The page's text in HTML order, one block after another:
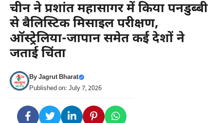
चीन ने प्रशांत महासागर में किया पनडुब्बी
से बैलिस्टिक मिसाइल परीक्षण,
ऑस्ट्रेलिया-जापान समेत कई देशों ने
जताई चिंता
ByJagrut Bharat
Published on: July 7, 2026